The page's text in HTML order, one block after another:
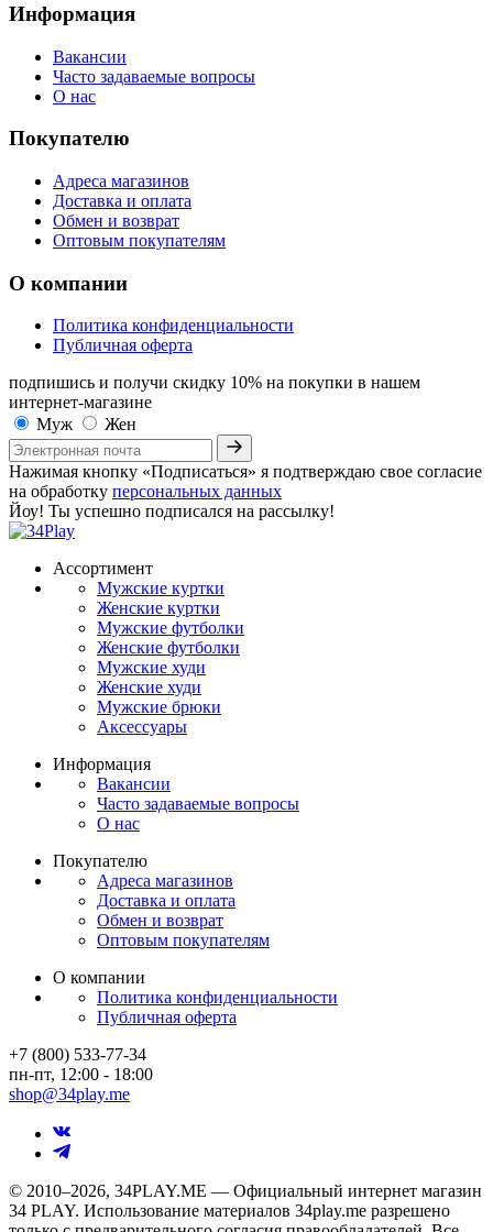
Информация
Вакансии
Часто задаваемые вопросы
О нас
Покупателю
Адреса магазинов
Доставка и оплата
Обмен и возврат
Оптовым покупателям
О компании
Политика конфиденциальности
Публичная оферта
подпишись и получи скидку 10% на покупки в нашем
интернет-магазине
Муж
Жен
Нажимая кнопку «Подписаться» я подтверждаю свое согласие
на обработку персональных данных
Йоу! Ты успешно подписался на рассылку!
Ассортимент
Мужские куртки
Женские куртки
Мужские футболки
Женские футболки
Мужские худи
Женские худи
Мужские брюки
Аксессуары
Информация
Вакансии
Часто задаваемые вопросы
О нас
Покупателю
Адреса магазинов
Доставка и оплата
Обмен и возврат
Оптовым покупателям
О компании
Политика конфиденциальности
Публичная оферта
+7 (800) 533-77-34
пн-пт, 12:00 - 18:00
shop@34play.me
© 2010–2026, 34PLAY.ME — Официальный интернет магазин
34 PLAY. Использование материалов 34play.me разрешено